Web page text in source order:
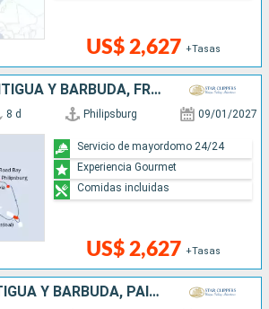
US$ 2,627 +Tasas
SAN MARTÍN, , ANTIGUA Y BARBUDA, FRANCIA
8 d Philipsburg 09/01/2027
US$ 2,627 +Tasas
Servicio de mayordomo 24/24
Experiencia Gourmet
Comidas incluidas
REINO UNIDO, ANTIGUA Y BARBUDA, PAISES BAJOS